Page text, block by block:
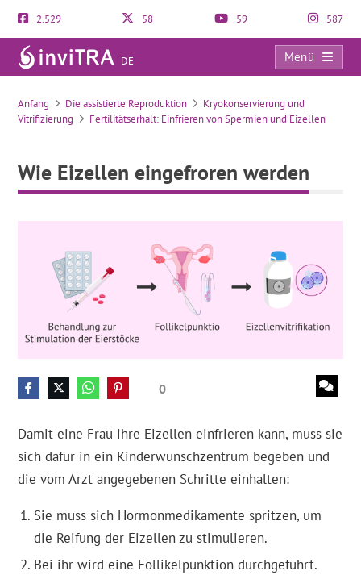
2.529 58 59 587
DE
Menü
Wie Eizellen eingefroren werden
Anfang Die assistierte Reproduktion
Kryokonservierung und
Vitrifizierung
Fertilitätserhalt: Einfrieren von Spermien und Eizellen
Wie Eizellen eingefroren werden
0
Damit eine Frau ihre Eizellen einfrieren kann, muss sie
sich dafür in ein Kinderwunschzentrum begeben und
die vom Arzt angegebenen Schritte einhalten:
Sie muss sich Hormonmedikamente spritzen, um
die Reifung der Eizellen zu stimulieren.
Bei ihr wird eine Follikelpunktion durchgeführt.